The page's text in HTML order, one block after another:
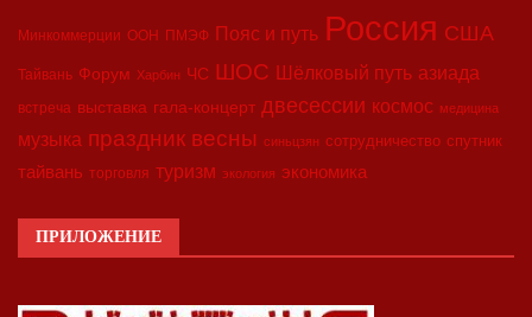
Минкоммерции ООН ПМЭФ Пояс и путь Россия США
Тайвань Форум Харбин ЧС ШОС Шёлковый путь азиада
встреча выставка гала-концерт двесессии космос медицина
музыка праздник весны синьцзян сотрудничество спутник
тайвань торговля туризм экология экономика
ПРИЛОЖЕНИЕ